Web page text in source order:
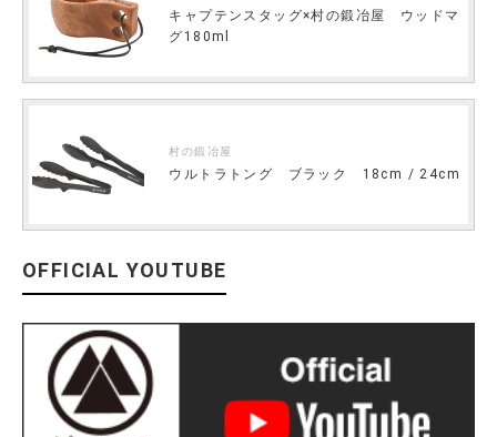
キャプテンスタッグ×村の鍛冶屋 ウッドマ
グ180ml
村の鍛冶屋
ウルトラトング ブラック 18cm / 24cm
OFFICIAL YOUTUBE